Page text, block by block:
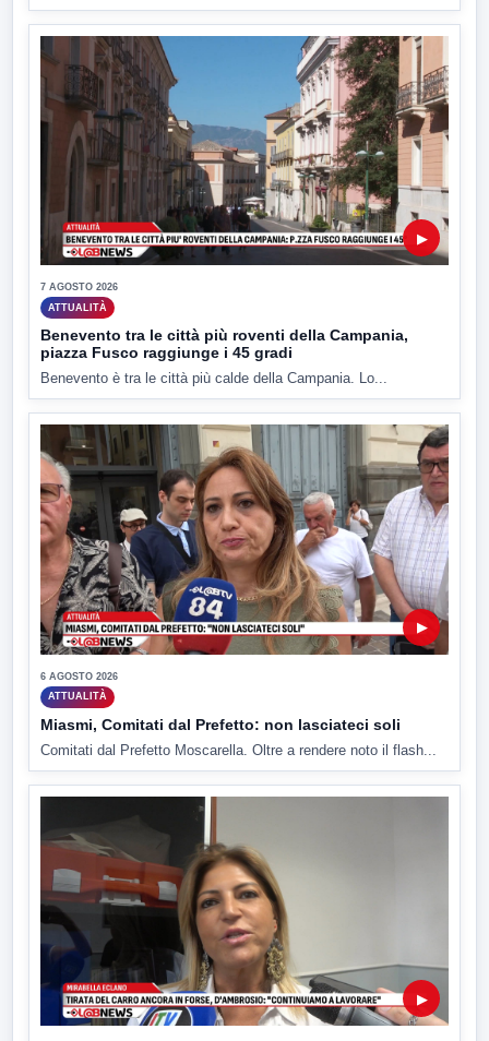
▶
7 AGOSTO 2026
ATTUALITÀ
Benevento tra le città più roventi della Campania,
piazza Fusco raggiunge i 45 gradi
Benevento è tra le città più calde della Campania. Lo...
▶
6 AGOSTO 2026
ATTUALITÀ
Miasmi, Comitati dal Prefetto: non lasciateci soli
Comitati dal Prefetto Moscarella. Oltre a rendere noto il flash...
▶